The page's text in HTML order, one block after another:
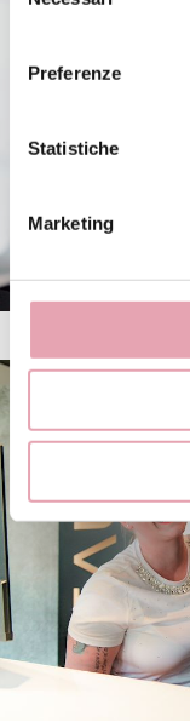
Preferenze
Statistiche
Marketing